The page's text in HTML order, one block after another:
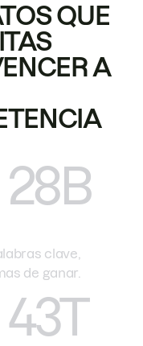
QUE
A
28B
clave,
de ganar.
43T